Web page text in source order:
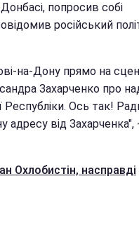
попросив собі
російський
на-Дону прямо на
Захарченко про
Ось так!
адресу від Захарченка",
Охлобистін, насправді